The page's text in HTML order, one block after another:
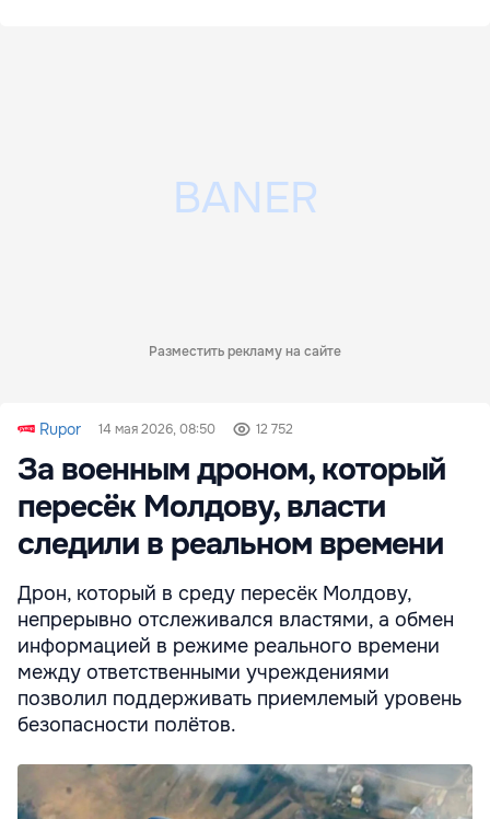
Разместить рекламу на сайте
Rupor 14 мая 2026, 08:50 12 752
За военным дроном, который
пересёк Молдову, власти
следили в реальном времени
Дрон, который в среду пересёк Молдову,
непрерывно отслеживался властями, а обмен
информацией в режиме реального времени
между ответственными учреждениями
позволил поддерживать приемлемый уровень
безопасности полётов.